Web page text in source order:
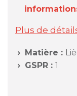
Plus de
 Matière :
 GSPR : 1